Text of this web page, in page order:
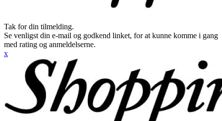
Tak for din tilmelding.
Se venligst din e-mail og godkend linket, for at kunne komme i gang
med rating og anmeldelserne.
x